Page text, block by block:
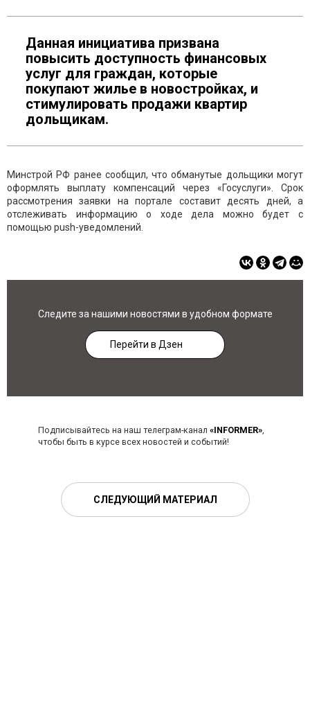
Данная инициатива призвана
повысить доступность финансовых
услуг для граждан, которые
покупают жилье в новостройках, и
стимулировать продажи квартир
дольщикам.
Минстрой РФ ранее сообщил, что обманутые дольщики могут
оформлять выплату компенсаций через «Госуслуги». Срок
рассмотрения заявки на портале составит десять дней, а
отслеживать информацию о ходе дела можно будет с
помощью push-уведомлений.
Следите за нашими новостями в удобном формате
Перейти в Дзен
Подписывайтесь на наш телеграм-канал «INFORMER»,
чтобы быть в курсе всех новостей и событий!
СЛЕДУЮЩИЙ МАТЕРИАЛ